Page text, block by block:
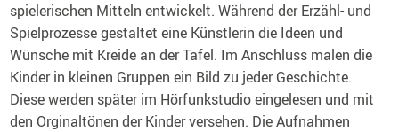
spielerischen Mitteln entwickelt. Während der Erzähl- und
Spielprozesse gestaltet eine Künstlerin die Ideen und
Wünsche mit Kreide an der Tafel. Im Anschluss malen die
Kinder in kleinen Gruppen ein Bild zu jeder Geschichte.
Diese werden später im Hörfunkstudio eingelesen und mit
den Orginaltönen der Kinder versehen. Die Aufnahmen